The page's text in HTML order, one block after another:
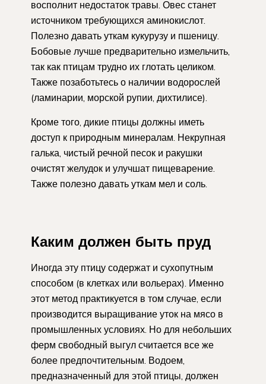
восполнит недостаток травы. Овес станет
источником требующихся аминокислот.
Полезно давать уткам кукурузу и пшеницу.
Бобовые лучше предварительно измельчить,
так как птицам трудно их глотать целиком.
Также позаботьтесь о наличии водорослей
(ламинарии, морской рупии, дихтилисе).
Кроме того, дикие птицы должны иметь
доступ к природным минералам. Некрупная
галька, чистый речной песок и ракушки
очистят желудок и улучшат пищеварение.
Также полезно давать уткам мел и соль.
Каким должен быть пруд
Иногда эту птицу содержат и сухопутным
способом (в клетках или вольерах). Именно
этот метод практикуется в том случае, если
производится выращивание уток на мясо в
промышленных условиях. Но для небольших
ферм свободный выгул считается все же
более предпочтительным. Водоем,
предназначенный для этой птицы, должен